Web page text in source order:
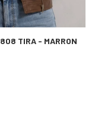
TIRA - MARRON